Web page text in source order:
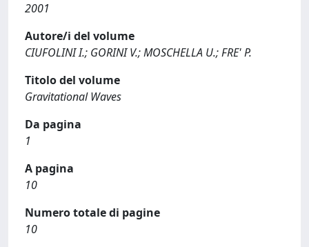
2001
Autore/i del volume
CIUFOLINI I.; GORINI V.; MOSCHELLA U.; FRE' P.
Titolo del volume
Gravitational Waves
Da pagina
1
A pagina
10
Numero totale di pagine
10